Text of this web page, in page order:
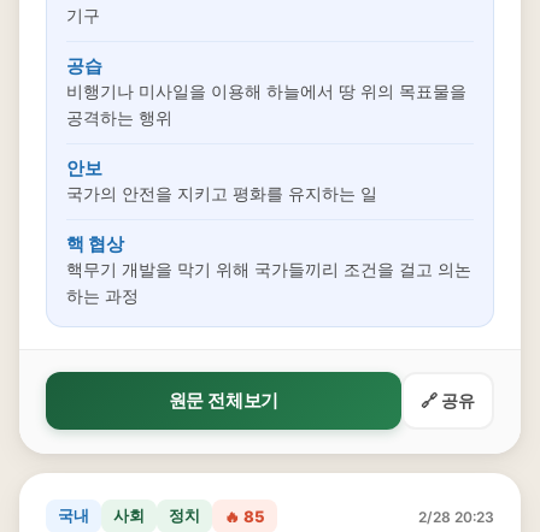
기구
공습
비행기나 미사일을 이용해 하늘에서 땅 위의 목표물을
공격하는 행위
안보
국가의 안전을 지키고 평화를 유지하는 일
핵 협상
핵무기 개발을 막기 위해 국가들끼리 조건을 걸고 의논
하는 과정
원문 전체보기 🔗 공유
국내 사회 정치 🔥 85 2/28 20:23